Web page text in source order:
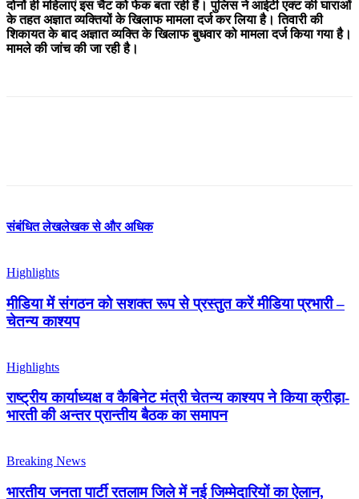
दोनों ही महिलाएं इस चैट को फेक बता रही हैं। पुलिस ने आईटी एक्ट की घाराओं
के तहत अज्ञात व्यक्तियों के खिलाफ मामला दर्ज कर लिया है। तिवारी की
शिकायत के बाद अज्ञात व्यक्ति के खिलाफ बुधवार को मामला दर्ज किया गया है।
मामले की जांच की जा रही है।
संबंधित लेखलेखक से और अधिक
Highlights
मीडिया में संगठन को सशक्त रूप से प्रस्तुत करें मीडिया प्रभारी –
चेतन्य काश्यप
Highlights
राष्ट्रीय कार्याध्यक्ष व कैबिनेट मंत्री चेतन्य काश्यप ने किया क्रीड़ा-
भारती की अन्तर प्रान्तीय बैठक का समापन
Breaking News
भारतीय जनता पार्टी रतलाम जिले में नई जिम्मेदारियों का ऐलान,